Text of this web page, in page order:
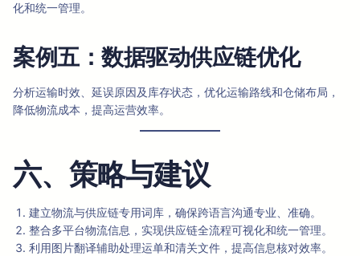
化和统一管理。
案例五：数据驱动供应链优化
分析运输时效、延误原因及库存状态，优化运输路线和仓储布局，
降低物流成本，提高运营效率。
六、策略与建议
建立物流与供应链专用词库，确保跨语言沟通专业、准确。
整合多平台物流信息，实现供应链全流程可视化和统一管理。
利用图片翻译辅助处理运单和清关文件，提高信息核对效率。